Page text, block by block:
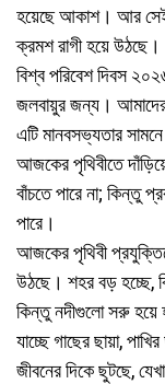
হয়েছে আকাশ। আর
ক্রমশ রাগী হয়ে উঠছে।
বিশ্ব পরিবেশ দিবস
জলবায়ুর জন্য।
এটি মানবসভ্যতার
আজকের পৃথিবীতে
বাঁচতে পারে না; কিন্তু
পারে।
আজকের পৃথিবী
উঠছে। শহর বড় হচ্ছে,
কিন্তু নদীগুলো সরু হয়ে
যাচ্ছে গাছের ছায়া,
জীবনের দিকে ছুটছে,